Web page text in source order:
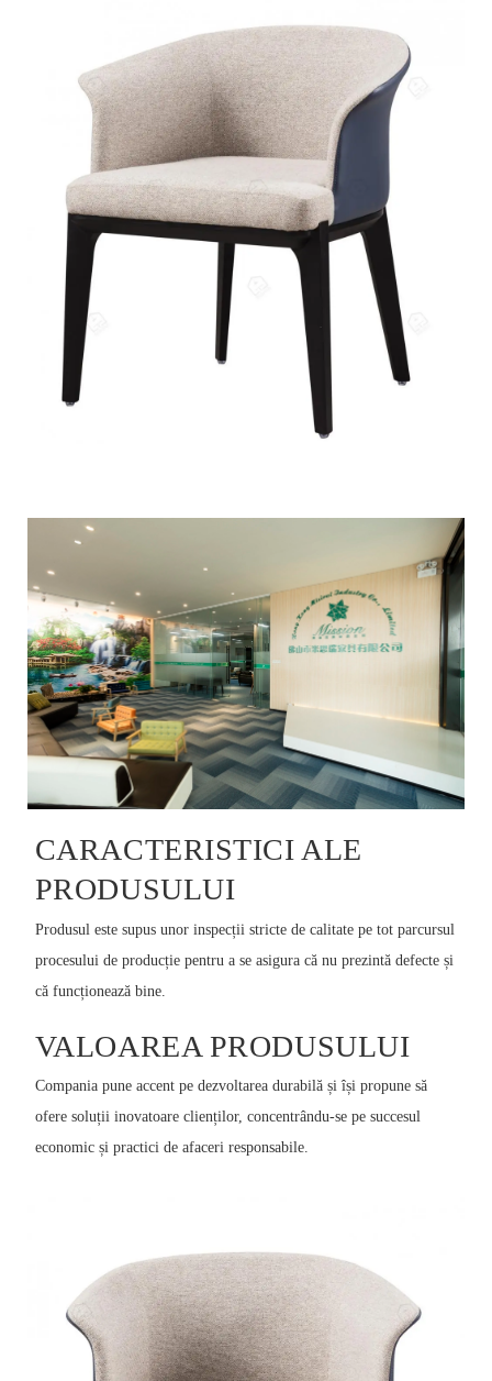
CARACTERISTICI ALE
PRODUSULUI
Produsul este supus unor inspecții stricte de calitate pe tot parcursul
procesului de producție pentru a se asigura că nu prezintă defecte și
că funcționează bine.
VALOAREA PRODUSULUI
Compania pune accent pe dezvoltarea durabilă și își propune să
ofere soluții inovatoare clienților, concentrându-se pe succesul
economic și practici de afaceri responsabile.